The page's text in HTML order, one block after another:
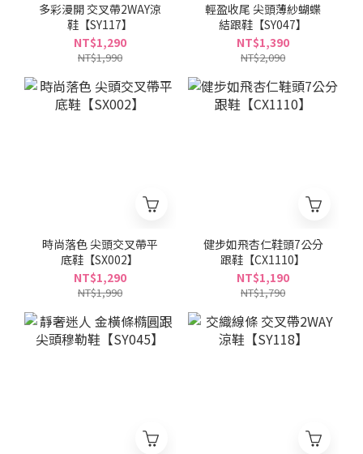
多彩漫開 交叉帶2WAY涼
鞋【SY117】
NT$1,290
NT$1,990
輕盈收尾 尖頭薄紗蝴蝶
結跟鞋【SY047】
NT$1,390
NT$2,090
時尚落色 尖頭交叉帶平
底鞋【SX002】
NT$1,290
NT$1,990
健步如飛杏仁鞋頭7公分
跟鞋【CX1110】
NT$1,190
NT$1,790